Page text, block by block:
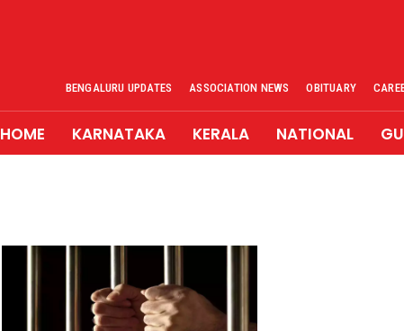
BENGALURU UPDATES ASSOCIATION NEWS OBITUARY
HOME KARNATAKA KERALA NATIONAL